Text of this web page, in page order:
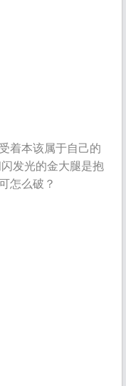
着本该属于自己的
发光的金大腿是抱
怎么破？